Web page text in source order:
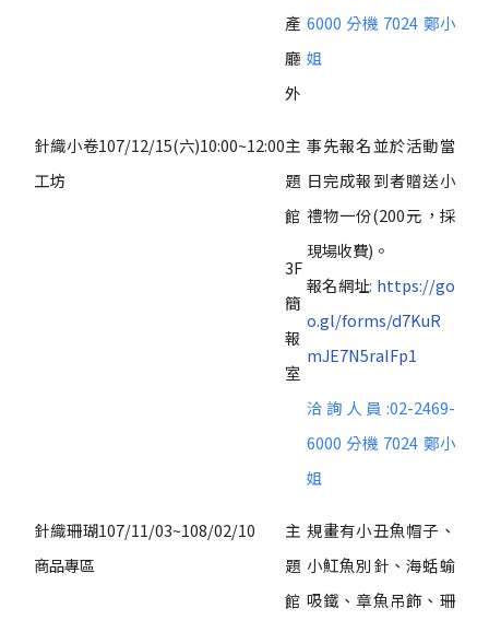
產
廳
外
6000 分機 7024 鄭小
姐
針織小卷
工坊
107/12/15(六)10:00~12:00主
題
館
3F
簡
報
室
事先報名並於活動當
日完成報到者贈送小
禮物一份(200元，採
現場收費)。
報名網址: https://go
o.gl/forms/d7KuR
mJE7N5raIFp1
洽詢人員:02-2469-
6000 分機 7024 鄭小
姐
針織珊瑚
商品專區
107/11/03~108/02/10
主
題
館
規畫有小丑魚帽子、
小魟魚別針、海蛞蝓
吸鐵、章魚吊飾、珊